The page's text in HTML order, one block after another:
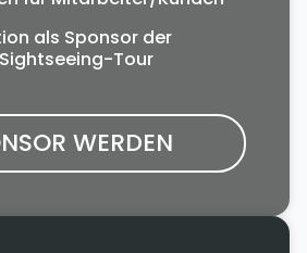
als Sponsor der
Tour
WERDEN